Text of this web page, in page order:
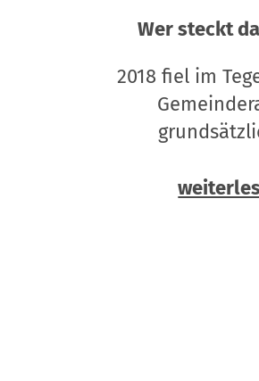
Wer steckt
2018 fiel im